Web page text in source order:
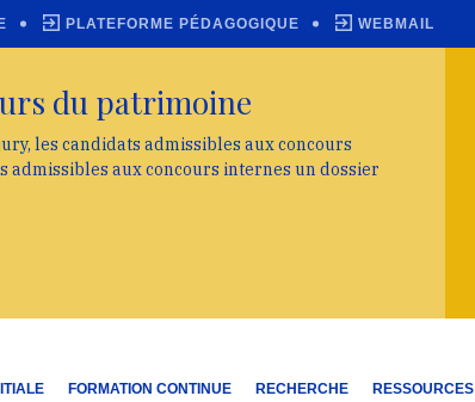
FORMATION CONTINUE RECHERCHE RESSOURCES
PLATEFORME PÉDAGOGIQUE WEBMAIL
du patrimoine
les candidats admissibles aux concours
aux concours internes un dossier